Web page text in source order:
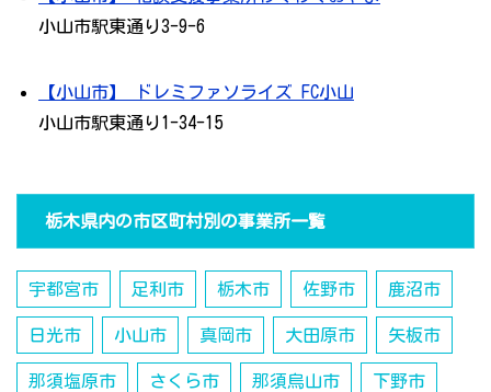
小山市駅東通り3-9-6
【小山市】 ドレミファソライズ FC小山
小山市駅東通り1-34-15
栃木県内の市区町村別の事業所一覧
宇都宮市 足利市 栃木市 佐野市 鹿沼市
日光市 小山市 真岡市 大田原市 矢板市
那須塩原市 さくら市 那須烏山市 下野市